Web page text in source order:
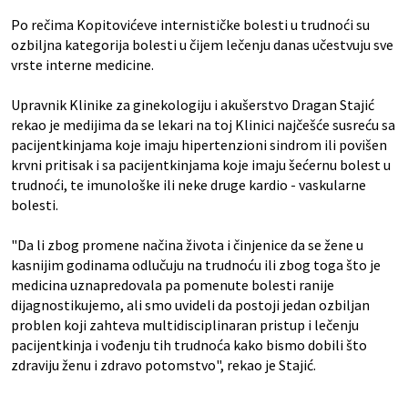
Po rečima Kopitovićeve internističke bolesti u trudnoći su
ozbiljna kategorija bolesti u čijem lečenju danas učestvuju sve
vrste interne medicine.
Upravnik Klinike za ginekologiju i akušerstvo Dragan Stajić
rekao je medijima da se lekari na toj Klinici najčešće susreću sa
pacijentkinjama koje imaju hipertenzioni sindrom ili povišen
krvni pritisak i sa pacijentkinjama koje imaju šećernu bolest u
trudnoći, te imunološke ili neke druge kardio - vaskularne
bolesti.
"Da li zbog promene načina života i činjenice da se žene u
kasnijim godinama odlučuju na trudnoću ili zbog toga što je
medicina uznapredovala pa pomenute bolesti ranije
dijagnostikujemo, ali smo uvideli da postoji jedan ozbiljan
problen koji zahteva multidisciplinaran pristup i lečenju
pacijentkinja i vođenju tih trudnoća kako bismo dobili što
zdraviju ženu i zdravo potomstvo", rekao je Stajić.